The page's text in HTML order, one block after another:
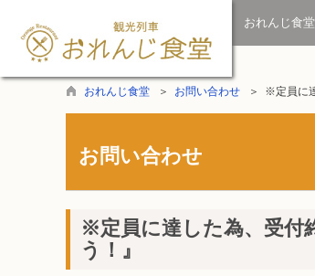
おれんじ食
おれんじ食堂 ＞ お問い合わせ ＞ ※定員に達
お問い合わせ
※定員に達した為、受付
う！』